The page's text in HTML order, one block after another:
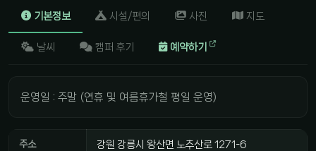
기본정보 시설/편의 사진 지도
날씨 캠퍼 후기 예약하기
운영일 : 주말 (연휴 및 여름휴가철 평일 운영)
주소 강원 강릉시 왕산면 노추산로 1271-6